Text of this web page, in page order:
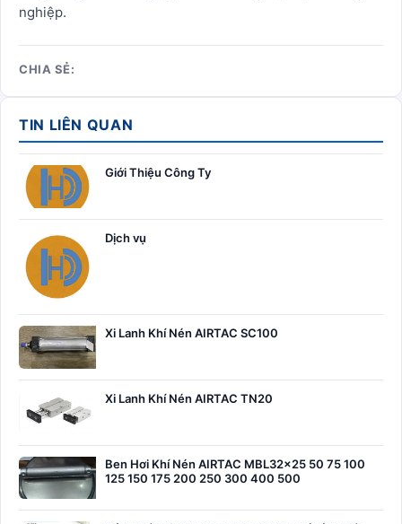
nghiệp.
CHIA SẺ:
TIN LIÊN QUAN
Giới Thiệu Công Ty
Dịch vụ
Xi Lanh Khí Nén AIRTAC SC100
Xi Lanh Khí Nén AIRTAC TN20
Ben Hơi Khí Nén AIRTAC MBL32x25 50 75 100
125 150 175 200 250 300 400 500